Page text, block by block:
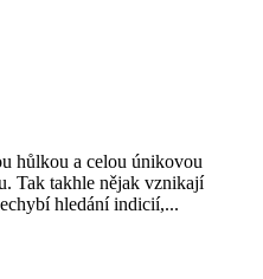
hůlkou a celou únikovou
Tak takhle nějak vznikají
hledání indicií,...